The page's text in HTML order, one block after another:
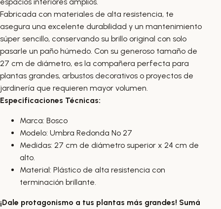
Fabricada con materiales de alta resistencia, te
asegura una excelente durabilidad y un mantenimiento
súper sencillo, conservando su brillo original con solo
pasarle un paño húmedo. Con su generoso tamaño de
27 cm de diámetro, es la compañera perfecta para
plantas grandes, arbustos decorativos o proyectos de
jardinería que requieren mayor volumen.
Especificaciones Técnicas:
Marca: Bosco
Modelo: Umbra Redonda Nº 27
Medidas: 27 cm de diámetro superior x 24 cm de
alto.
Material: Plástico de alta resistencia con
terminación brillante.
¡Dale protagonismo a tus plantas más grandes! Sumá